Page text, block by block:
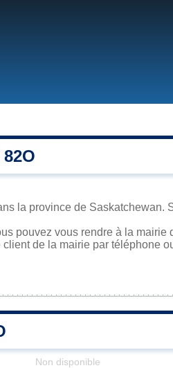
la province de
pouvez vous rendre à la
de la mairie par téléphone
Non disponible